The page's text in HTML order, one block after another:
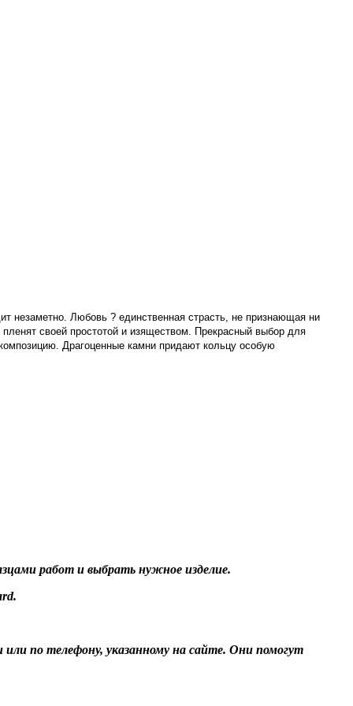
незаметно. Любовь ? единственная страсть, не признающая ни
своей простотой и изяществом. Прекрасный выбор для
Драгоценные камни придают кольцу особую
работ и выбрать нужное изделие.
или по телефону, указанному на сайте. Они помогут